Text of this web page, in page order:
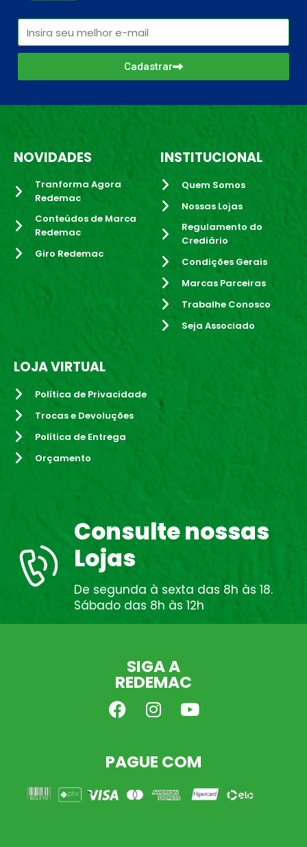
Cadastrar
NOVIDADES
Tranforma Agora
Redemac
Conteúdos de Marca
Redemac
Giro Redemac
INSTITUCIONAL
Quem Somos
Nossas Lojas
Regulamento do
Crediário
Condições Gerais
Marcas Parceiras
Trabalhe Conosco
Seja Associado
LOJA VIRTUAL
Política de Privacidade
Trocas e Devoluções
Política de Entrega
Orçamento
Consulte nossas
Lojas
De segunda à sexta das 8h às 18.
Sábado das 8h às 12h
SIGA A
REDEMAC
PAGUE COM